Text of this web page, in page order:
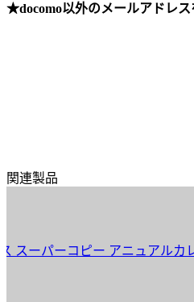
★docomo以外のメールアドレ
関連製品
パーコピー アニュアルカレン